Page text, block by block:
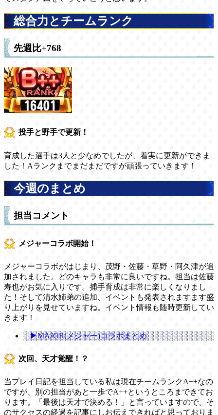
総合力とチームランク
先週比+768
投手と野手で更新！
育成した選手は3人と少なめでしたが、着実に更新ができま
した！Aランクまでまだまだですが頑張っていきます！
今週のまとめ
担当コメント
メジャーコラボ開始！
メジャーコラボがはじまり、茂野・佐藤・草野・阿久津が追
加されました。どのキャラも非常に良いですね。担当は佐藤
寿也がお気に入りです。捕手育成は非常に楽しくなりまし
た！そして清水姉弟の追加、イベントも発表されますます盛
り上がりを見せていますね。イベント情報も随時更新してい
きます！
▶MAJOR(メジャー)コラボまとめ
次回、天才覚醒！？
当プレイ日記を担当している私は現在チームランクA++なの
ですが、別の担当があと一歩でA++というところまできてお
ります。「最後は天才で決める！」と言っていますので、そ
のサクセスの経過を記事にしお伝えできればと思っておりま